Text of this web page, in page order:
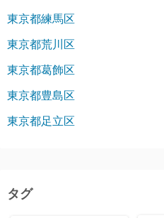
東京都練馬区
東京都荒川区
東京都葛飾区
東京都豊島区
東京都足立区
タグ